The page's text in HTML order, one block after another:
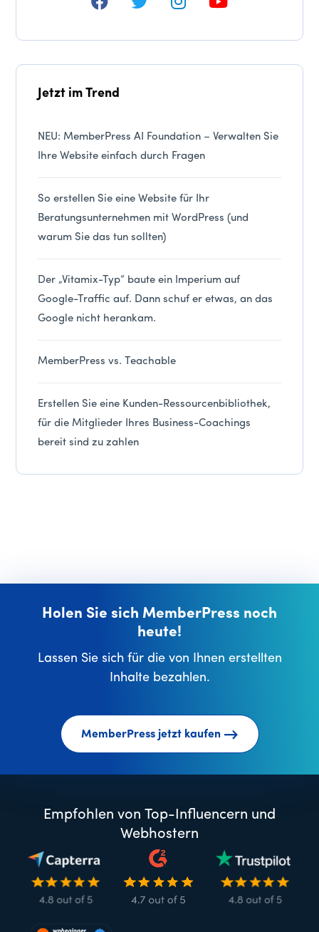
Jetzt im Trend
NEU: MemberPress AI Foundation – Verwalten Sie
Ihre Website einfach durch Fragen
So erstellen Sie eine Website für Ihr
Beratungsunternehmen mit WordPress (und
warum Sie das tun sollten)
Der „Vitamix-Typ“ baute ein Imperium auf
Google-Traffic auf. Dann schuf er etwas, an das
Google nicht herankam.
MemberPress vs. Teachable
Erstellen Sie eine Kunden-Ressourcenbibliothek,
für die Mitglieder Ihres Business-Coachings
bereit sind zu zahlen
Holen Sie sich MemberPress noch
heute!
Lassen Sie sich für die von Ihnen erstellten
Inhalte bezahlen.
MemberPress jetzt kaufen
Empfohlen von Top-Influencern und
Webhostern